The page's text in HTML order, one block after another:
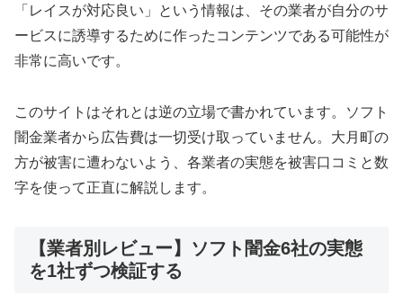
「レイスが対応良い」という情報は、その業者が自分のサ
ービスに誘導するために作ったコンテンツである可能性が
非常に高いです。
このサイトはそれとは逆の立場で書かれています。ソフト
闇金業者から広告費は一切受け取っていません。大月町の
方が被害に遭わないよう、各業者の実態を被害口コミと数
字を使って正直に解説します。
【業者別レビュー】ソフト闇金6社の実態
を1社ずつ検証する